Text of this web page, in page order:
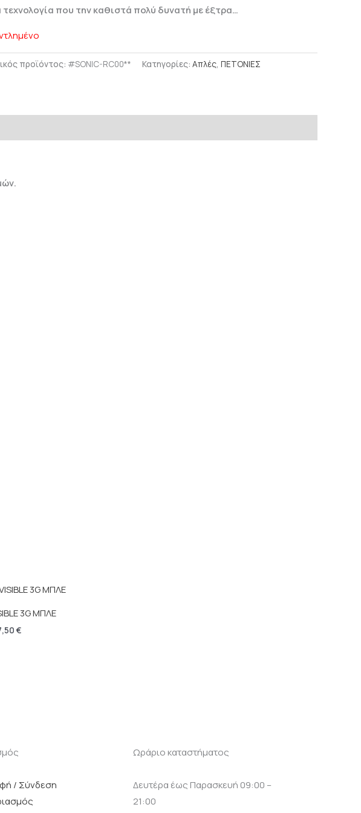
τεχνολογία που την καθιστά πολύ δυνατή με έξτρα…
προϊόντος: #SONIC-RC00** Κατηγορίες: Απλές, ΠΕΤΟΝΙΕΣ
3G ΜΠΛΕ
€
Price
range:
through
/ Σύνδεση
Ωράριο καταστήματος
Δευτέρα έως Παρασκευή 09:00 –
21:00